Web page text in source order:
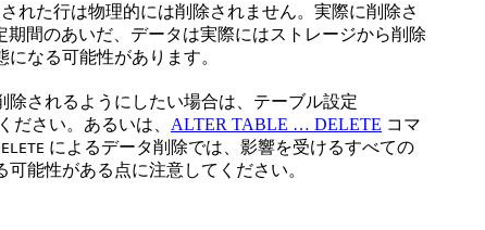
れた行は物理的には削除されません。実際に削除さ
間のあいだ、データは実際にはストレージから削除
なる可能性があります。
されるようにしたい場合は、テーブル設定
ださい。あるいは、 ALTER TABLE … DELETE コマ
によるデータ削除では、影響を受けるすべての
能性がある点に注意してください。